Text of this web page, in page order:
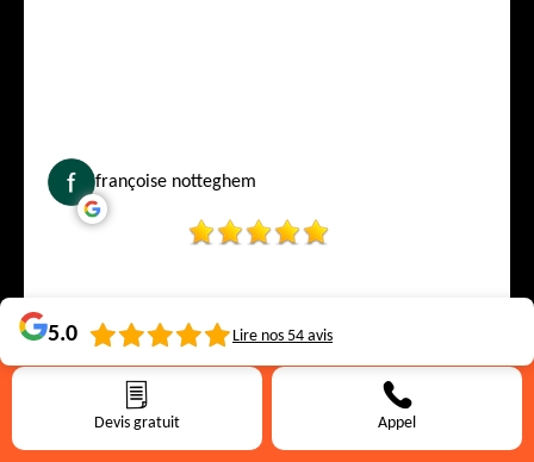
Devis gratuit Appel
françoise notteghem
5.0 Lire nos 54 avis